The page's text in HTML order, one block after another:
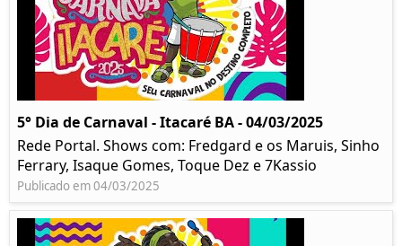
5° Dia de Carnaval - Itacaré BA - 04/03/2025
Rede Portal. Shows com: Fredgard e os Maruis, Sinho
Ferrary, Isaque Gomes, Toque Dez e 7Kassio
Publicado em 04/03/2025